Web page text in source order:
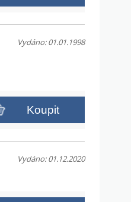
Vydáno: 01.01.1998
Koupit
Vydáno: 01.12.2020